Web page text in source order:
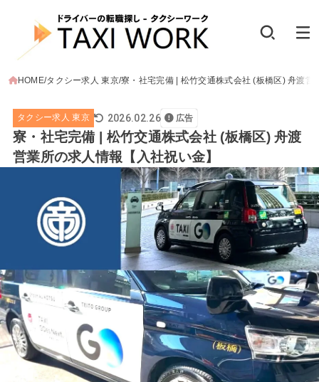
HOME タクシー求人 東京 寮・社宅完備 | 松竹交通株式会社 (板橋区) 舟渡営
タクシー求人 東京 2026.02.26 広告
寮・社宅完備 | 松竹交通株式会社 (板橋区) 舟渡
営業所の求人情報【入社祝い金】